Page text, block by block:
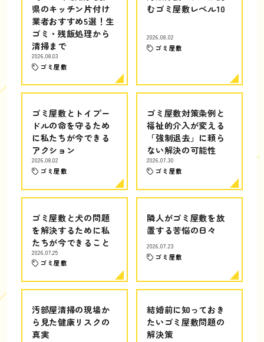
県のキッチン片付け
業者おすすめ5選！生
ゴミ・残飯処理から
清掃まで
2026.08.03
ゴミ屋敷
むゴミ屋敷レベル10
2026.08.02
ゴミ屋敷
ゴミ屋敷とトイプー
ドルの命を守るため
に私たちが今できる
アクション
2026.08.02
ゴミ屋敷
ゴミ屋敷対策条例と
福祉的介入が変える
「強制退去」に頼ら
ない解決の可能性
2026.07.30
ゴミ屋敷
ゴミ屋敷と犬の問題
を解決するために私
たちが今できること
2026.07.25
ゴミ屋敷
隣人がゴミ屋敷を放
置する苦悩の日々
2026.07.23
ゴミ屋敷
汚部屋清掃の現場か
ら見た健康リスクの
真実
結婚前に知っておき
たいゴミ屋敷問題の
解決策